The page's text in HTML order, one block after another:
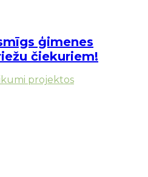
ģimenes
čiekuriem!
projektos